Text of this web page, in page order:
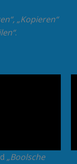
„Kopieren“
.
„Boolsche